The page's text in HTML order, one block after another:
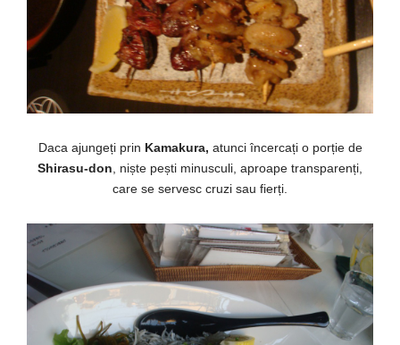
Daca ajungeți prin Kamakura, atunci încercați o porție de
Shirasu-don, niște pești minusculi, aproape transparenți,
care se servesc cruzi sau fierți.